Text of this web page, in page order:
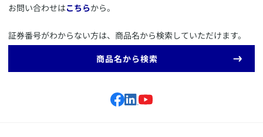
お問い合わせはこちらから。
証券番号がわからない方は、商品名から検索していただけます。
商品名から検索